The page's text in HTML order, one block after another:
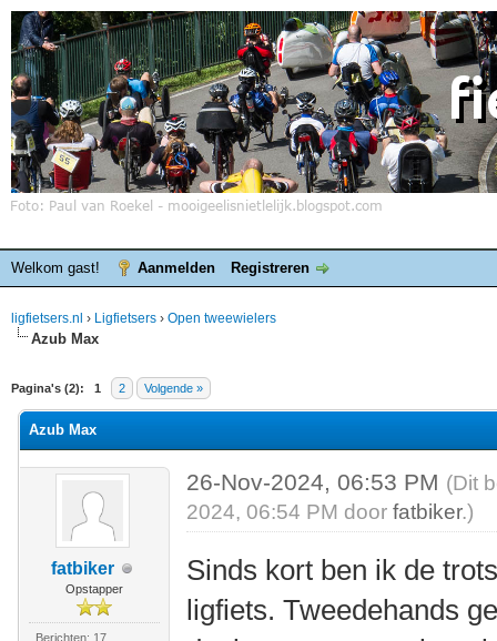
Welkom gast! Aanmelden Registreren
ligfietsers.nl › Ligfietsers › Open tweewielers
Azub Max
Pagina's (2): 1 2 Volgende »
waardering is 0
Azub Max
fatbiker
Opstapper
Berichten: 17
26-Nov-2024, 06:53 PM (Dit
2024, 06:54 PM doorfatbiker.)
Sinds kort ben ik de
ligfiets. Tweedehands